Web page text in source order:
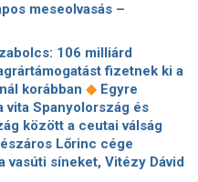
meseolvasás –
javaslatcsomagja
az egyetemről is távozik
kirúgó corvinusos
◆
Ez már nekünk is
nem látjuk a végét ◆
vissza a vételárat a zuglói
negyed
106 milliárd
fizetnek ki a
korábban ◆ Egyre
vita Spanyolország és
között a ceutai válság
Lőrinc cége
vasúti síneket, Vitézy Dávid